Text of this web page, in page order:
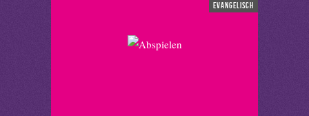
evangelisch